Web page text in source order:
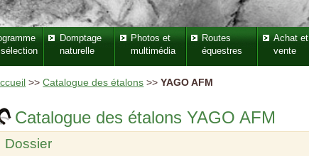
Domptage
naturelle
Photos et
multimédia
Routes
équestres
Achat et
vente
>>Catalogue des étalons >>YAGO AFM
Catalogue des étalons YAGO AFM
Dossier